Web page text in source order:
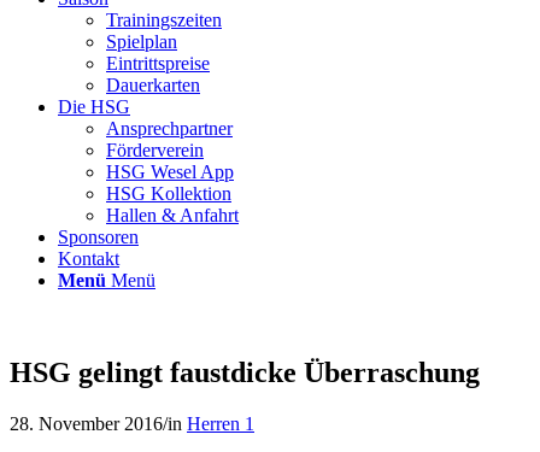
Trainingszeiten
Spielplan
Eintrittspreise
Dauerkarten
Die HSG
Ansprechpartner
Förderverein
HSG Wesel App
HSG Kollektion
Hallen & Anfahrt
Sponsoren
Kontakt
Menü Menü
HSG gelingt faustdicke Überraschung
28. November 2016/in Herren 1